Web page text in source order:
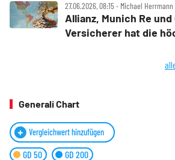
27.06.2026, 08:15 ‧ Michael Herrmann
Allianz, Munich Re
Versicherer hat die
Generali Chart
Vergleichwert hinzufügen
GD 50 GD 200